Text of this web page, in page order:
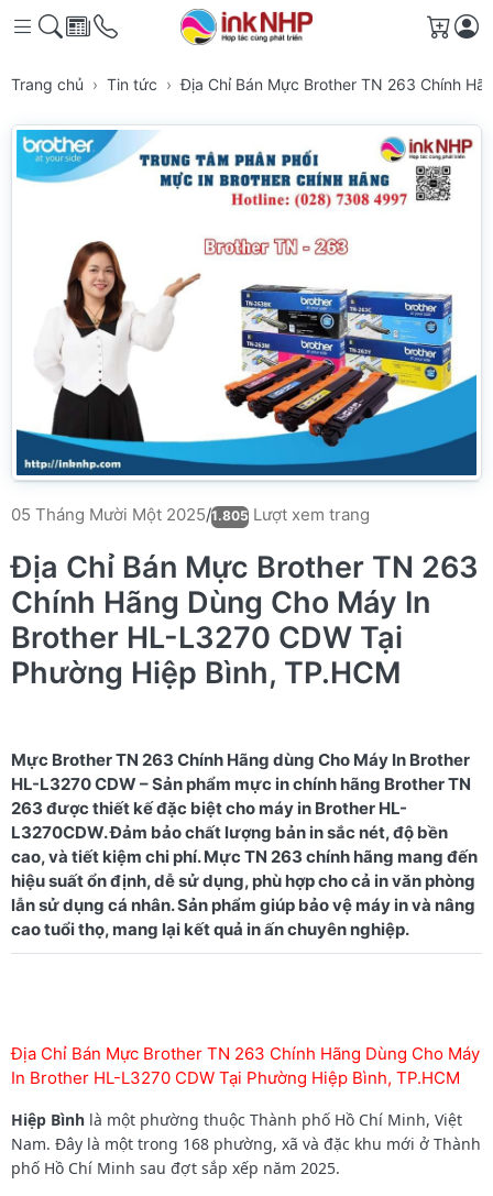
Giỏ
Trang chủ Tin tức Địa Chỉ Bán Mực Brother TN 263 Chính
05 Tháng Mười Một 2025/1.805 Lượt xem trang
Địa Chỉ Bán Mực Brother TN 263
Chính Hãng Dùng Cho Máy In
Brother HL-L3270 CDW Tại
Phường Hiệp Bình, TP.HCM
Mực Brother TN 263 Chính Hãng dùng Cho Máy In Brother
HL-L3270 CDW – Sản phẩm mực in chính hãng Brother TN
263 được thiết kế đặc biệt cho máy in Brother HL-
L3270CDW. Đảm bảo chất lượng bản in sắc nét, độ bền
cao, và tiết kiệm chi phí. Mực TN 263 chính hãng mang đến
hiệu suất ổn định, dễ sử dụng, phù hợp cho cả in văn phòng
lẫn sử dụng cá nhân. Sản phẩm giúp bảo vệ máy in và nâng
Địa Chỉ Bán Mực Brother TN 263 Chính Hãng Dùng Cho Máy
In Brother HL-L3270 CDW Tại Phường Hiệp Bình, TP.HCM
Hiệp Bình là một phường thuộc Thành phố Hồ Chí Minh, Việt
Nam. Đây là một trong 168 phường, xã và đặc khu mới ở Thành
phố Hồ Chí Minh sau đợt sắp xếp năm 2025.